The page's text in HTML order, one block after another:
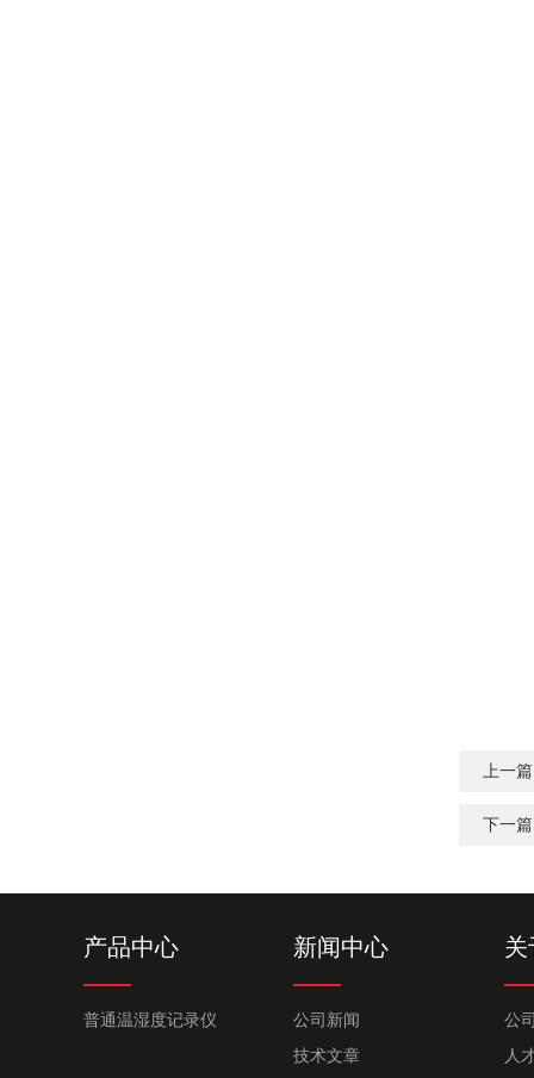
上一
下一
产品中心
普通温湿度记录仪
新闻中心
公司新闻
技术文章
关
公
人